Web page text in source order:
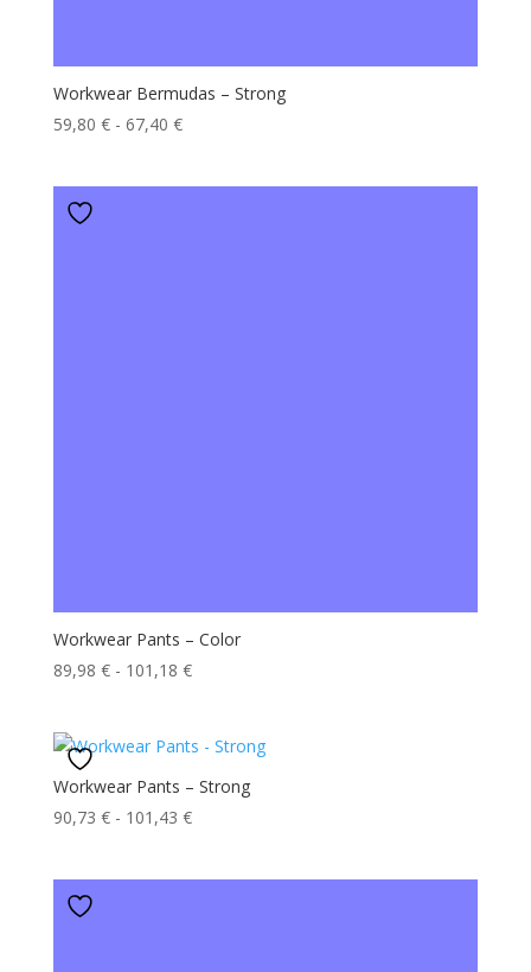
Workwear Bermudas – Strong
59,80 € - 67,40 €Fascia
Workwear Pants – Color
89,98 € - 101,18 €Fascia
da
89,98 €
Workwear Pants – Strong
90,73 € - 101,43 €Fascia